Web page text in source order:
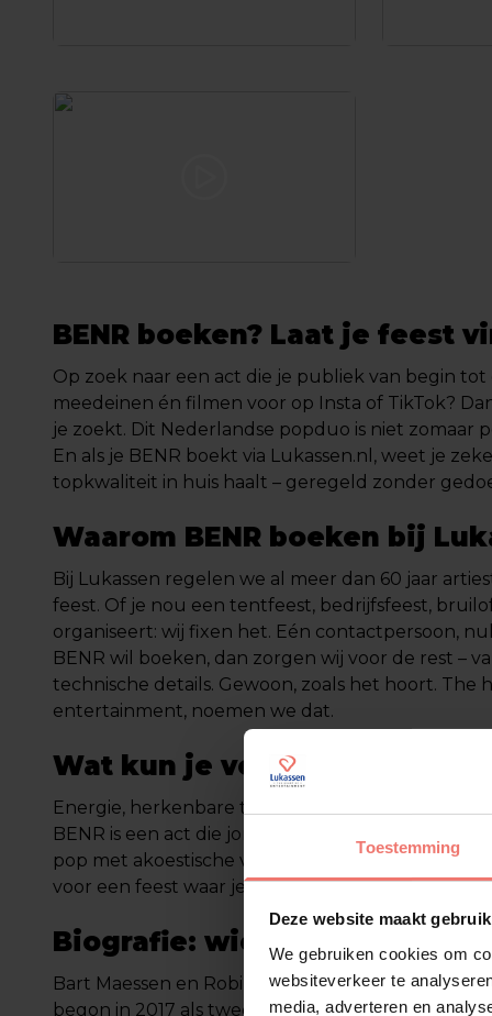
Toestemming
Deze website maakt
We gebruiken cookies om
websiteverkeer te
media, adverteren en
BENR boeken? Laat je feest
Op zoek naar een act die je publiek van begin
meedeinen én filmen voor op Insta of TikTok?
je zoekt. Dit Nederlandse popduo is niet zomaar
En als je BENR boekt via Lukassen.nl, weet je
topkwaliteit in huis haalt – geregeld zonder
Waarom BENR boeken bij
Bij Lukassen regelen we al meer dan 60 jaar
feest. Of je nou een tentfeest, bedrijfsfeest,
organiseert: wij fixen het. Eén contactpersoon, nul
BENR wil boeken, dan zorgen wij voor de rest –
technische details. Gewoon, zoals het hoort. The
entertainment, noemen we dat.
Wat kun je verwachten van
Energie, herkenbare teksten en refreintjes die de
BENR is een act die jong én oud aanspreekt.
pop met akoestische vibes, humor en een flinke
voor een feest waar je mensen blij de dansvloer
Biografie: wie zijn Bart &
Bart Maessen en Robin Zomer zijn de gezichten
begon in 2017 als twee jeugdvrienden met een